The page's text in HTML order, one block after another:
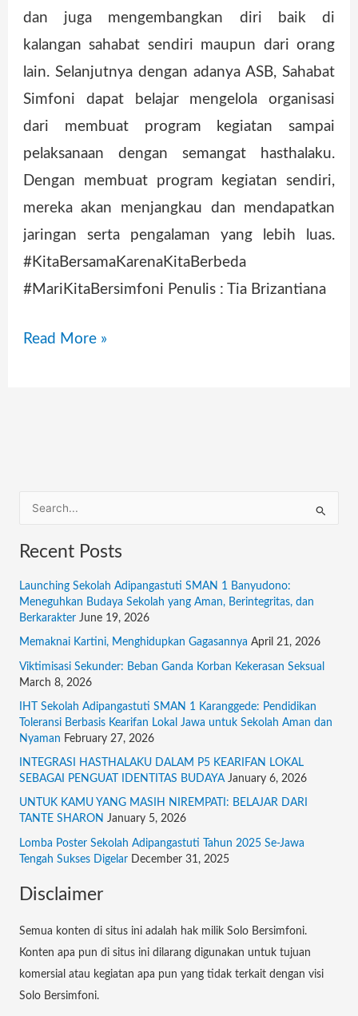
dan juga mengembangkan diri baik di
kalangan sahabat sendiri maupun dari orang
lain. Selanjutnya dengan adanya ASB, Sahabat
Simfoni dapat belajar mengelola organisasi
dari membuat program kegiatan sampai
pelaksanaan dengan semangat hasthalaku.
Dengan membuat program kegiatan sendiri,
mereka akan menjangkau dan mendapatkan
jaringan serta pengalaman yang lebih luas.
#KitaBersamaKarenaKitaBerbeda
#MariKitaBersimfoni Penulis : Tia Brizantiana
Read More »
a
c
h
f
o
r
Recent Posts
Launching Sekolah Adipangastuti SMAN 1 Banyudono:
Meneguhkan Budaya Sekolah yang Aman, Berintegritas, dan
Berkarakter June 19, 2026
Memaknai Kartini, Menghidupkan Gagasannya April 21, 2026
Viktimisasi Sekunder: Beban Ganda Korban Kekerasan Seksual
March 8, 2026
IHT Sekolah Adipangastuti SMAN 1 Karanggede: Pendidikan
Toleransi Berbasis Kearifan Lokal Jawa untuk Sekolah Aman dan
Nyaman February 27, 2026
INTEGRASI HASTHALAKU DALAM P5 KEARIFAN LOKAL
SEBAGAI PENGUAT IDENTITAS BUDAYA January 6, 2026
UNTUK KAMU YANG MASIH NIREMPATI: BELAJAR DARI
TANTE SHARON January 5, 2026
Lomba Poster Sekolah Adipangastuti Tahun 2025 Se-Jawa
Tengah Sukses Digelar
December 31, 2025
Disclaimer
Semua konten di situs ini adalah hak milik Solo Bersimfoni.
Konten apa pun di situs ini dilarang digunakan untuk tujuan
komersial atau kegiatan apa pun yang tidak terkait dengan visi
Solo Bersimfoni.